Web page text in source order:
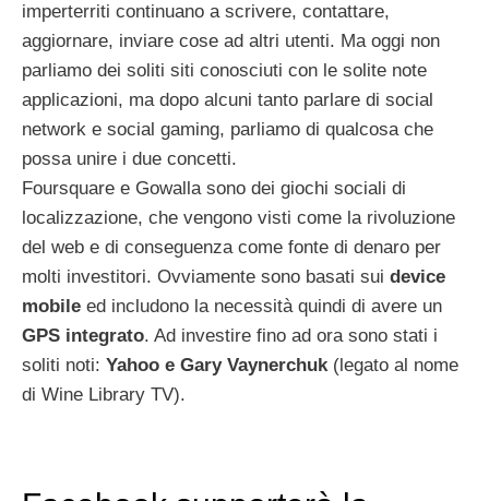
imperterriti continuano a scrivere, contattare,
aggiornare, inviare cose ad altri utenti. Ma oggi non
parliamo dei soliti siti conosciuti con le solite note
applicazioni, ma dopo alcuni tanto parlare di social
network e social gaming, parliamo di qualcosa che
possa unire i due concetti.
Foursquare e Gowalla sono dei giochi sociali di
localizzazione, che vengono visti come la rivoluzione
del web e di conseguenza come fonte di denaro per
molti investitori. Ovviamente sono basati sui device
mobile ed includono la necessità quindi di avere un
GPS integrato. Ad investire fino ad ora sono stati i
soliti noti: Yahoo e Gary Vaynerchuk(legato al nome
di Wine Library TV).